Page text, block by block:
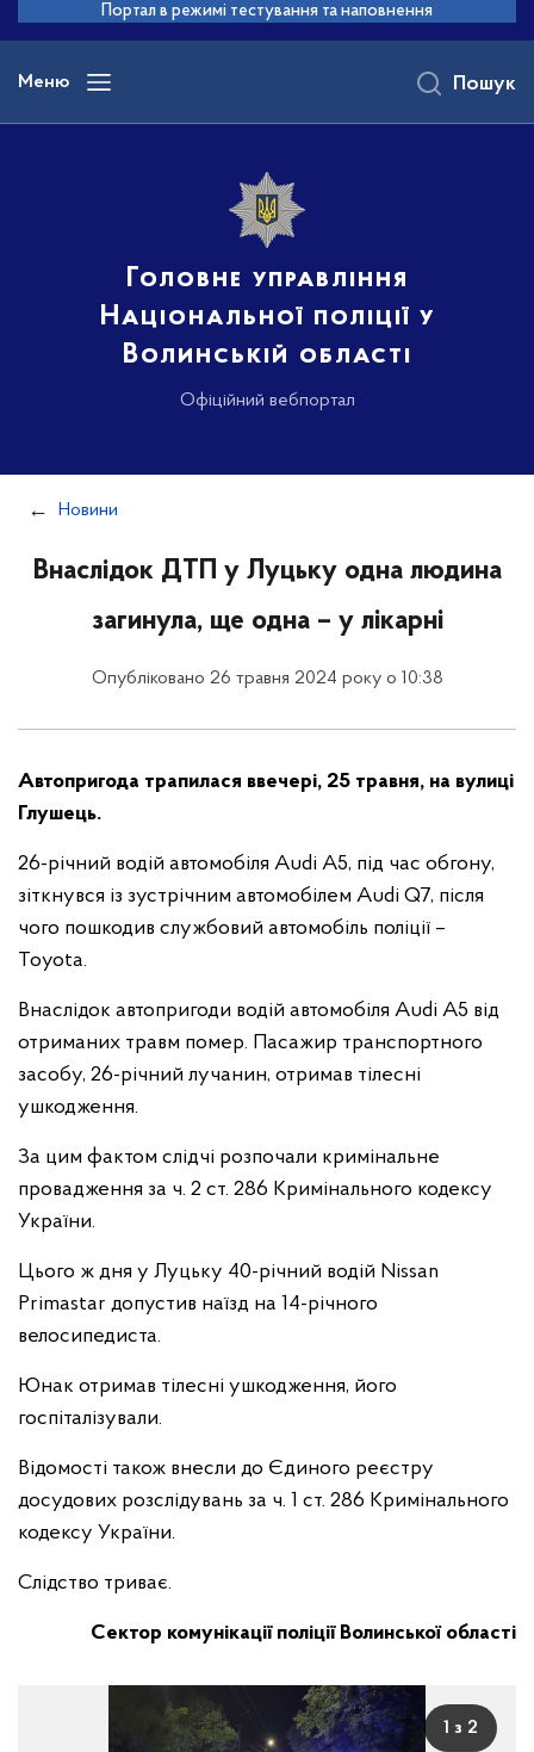
основного
вмісту
Портал в режимі тестування та наповнення
Меню
Головне управління
Національної поліції у
Волинській області
Офіційний вебпортал
Пошук
Новини
Внаслідок ДТП у Луцьку одна людина
загинула, ще одна – у лікарні
Опубліковано 26 травня 2024 року о 10:38
Автопригода трапилася ввечері, 25 травня, на вулиці
Глушець.
26-річний водій автомобіля Audi А5, під час обгону,
зіткнувся із зустрічним автомобілем Audi Q7, після
чого пошкодив службовий автомобіль поліції –
Toyota.
Внаслідок автопригоди водій автомобіля Audi А5 від
отриманих травм помер. Пасажир транспортного
засобу, 26-річний лучанин, отримав тілесні
ушкодження.
За цим фактом слідчі розпочали кримінальне
провадження за ч. 2 ст. 286 Кримінального кодексу
України.
Цього ж дня у Луцьку 40-річний водій Nissan
Primastar допустив наїзд на 14-річного
велосипедиста.
Юнак отримав тілесні ушкодження, його
госпіталізували.
Відомості також внесли до Єдиного реєстру
досудових розслідувань за ч. 1 ст. 286 Кримінального
кодексу України.
Слідство триває.
Сектор комунікації поліції Волинської області
1 з 2